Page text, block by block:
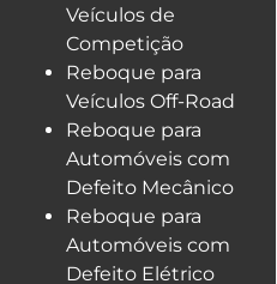
Veículos de
Competição
Reboque para
Veículos Off-Road
Reboque para
Automóveis com
Defeito Mecânico
Reboque para
Automóveis com
Defeito Elétrico